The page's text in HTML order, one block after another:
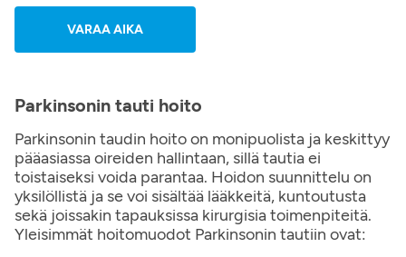
VARAA AIKA
Parkinsonin tauti hoito
Parkinsonin taudin hoito on monipuolista ja keskittyy
pääasiassa oireiden hallintaan, sillä tautia ei
toistaiseksi voida parantaa. Hoidon suunnittelu on
yksilöllistä ja se voi sisältää lääkkeitä, kuntoutusta
sekä joissakin tapauksissa kirurgisia toimenpiteitä.
Yleisimmät hoitomuodot Parkinsonin tautiin ovat: